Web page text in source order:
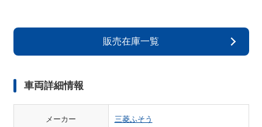
販売在庫一覧
車両詳細情報
メーカー 三菱ふそう